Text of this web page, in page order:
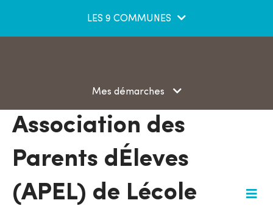
LES 9 COMMUNES
Mes démarches
Association des
Parents dÉleves
(APEL) de Lécole